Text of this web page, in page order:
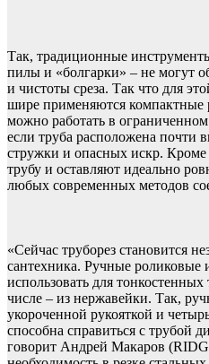
Так, традиционные
пилы и «болгарки» – не могут
и чистоты среза. Так что для
шире применяются
можно работать в
если труба расположена почти
стружки и опасных искр.
трубу и оставляют идеально
любых современных методов
«Сейчас труборез становится
сантехника. Ручные роликовые
использовать для
числе – из нержавейки. Так,
укороченной рукояткой и
способна справиться с трубой
говорит Андрей Макаров